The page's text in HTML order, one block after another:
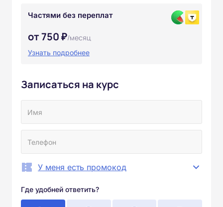
Частями без переплат
от 750 ₽/месяц
Узнать подробнее
Записаться на курс
У меня есть промокод
Где удобней ответить?